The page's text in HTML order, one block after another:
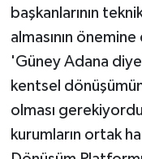
başkanlarının
almasının
'Güney Adana
kentsel
olması
kurumların ortak